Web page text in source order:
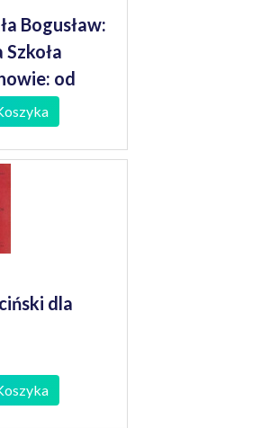
Bogusław:
od
dla